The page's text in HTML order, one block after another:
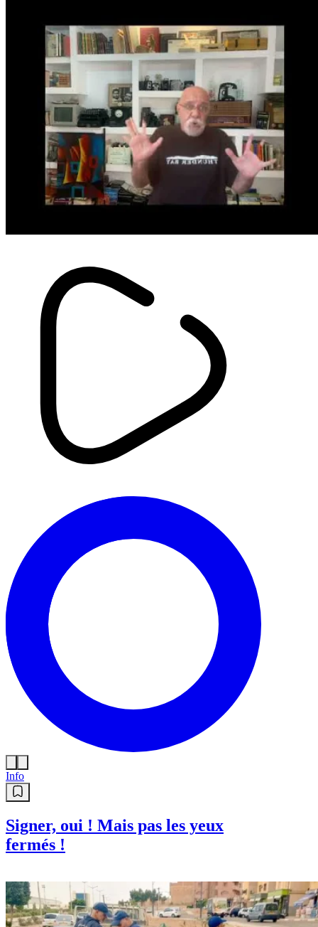
Info
Signer, oui ! Mais pas les yeux
fermés !